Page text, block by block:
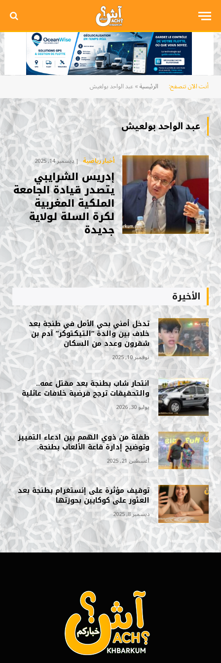
أنت الآن تتصفح: الرئيسية»عبد الواحد بولعيش
عبد الواحد بولعيش
أخبار رياضية ديسمبر 14, 2025
إدريس الشرايبي
يتصدر قيادة الجامعة
الملكية المغربية
لكرة السلة لولاية
جديدة
الأخيرة
تدخل أمني بحي الأمل في طنجة بعد
خلاف بين والدة “التيكتوكر” آدم بن
شقرون وعدد من السكان
نوفمبر 10, 2025
انتحار شاب بطنجة بعد مقتل عمه..
والتحقيقات ترجح فرضية خلافات عائلية
يوليو 30, 2026
طفلة من ذوي الهمم بين ادعاء التمييز
وتوضيح إدارة قاعة الألعاب بطنجة.
أغسطس 21, 2025
توقيف مؤثرة على إنستغرام بطنجة بعد
العثور على كوكايين بحوزتها
ديسمبر 8, 2025